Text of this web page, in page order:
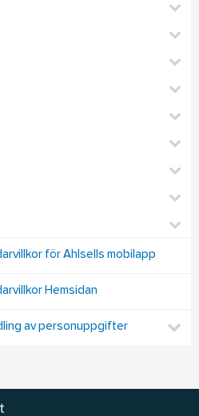
för Ahlsells mobilapp
Hemsidan
av personuppgifter